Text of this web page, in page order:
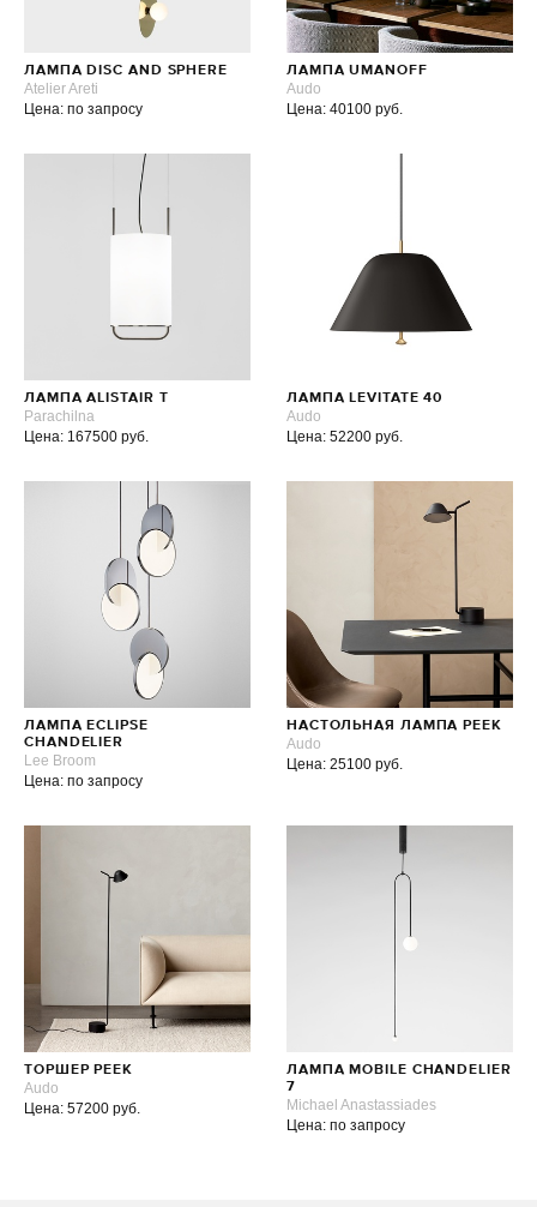
ЛАМПА DISC AND SPHERE
Atelier Areti
Цена: по запросу
ЛАМПА UMANOFF
Audo
Цена: 40100 руб.
ЛАМПА ALISTAIR T
Parachilna
Цена: 167500 руб.
ЛАМПА LEVITATE 40
Audo
Цена: 52200 руб.
ЛАМПА ECLIPSE
CHANDELIER
Lee Broom
Цена: по запросу
НАСТОЛЬНАЯ ЛАМПА PEEK
Audo
Цена: 25100 руб.
ТОРШЕР PEEK
Audo
Цена: 57200 руб.
ЛАМПА MOBILE CHANDELIER
7
Michael Anastassiades
Цена: по запросу